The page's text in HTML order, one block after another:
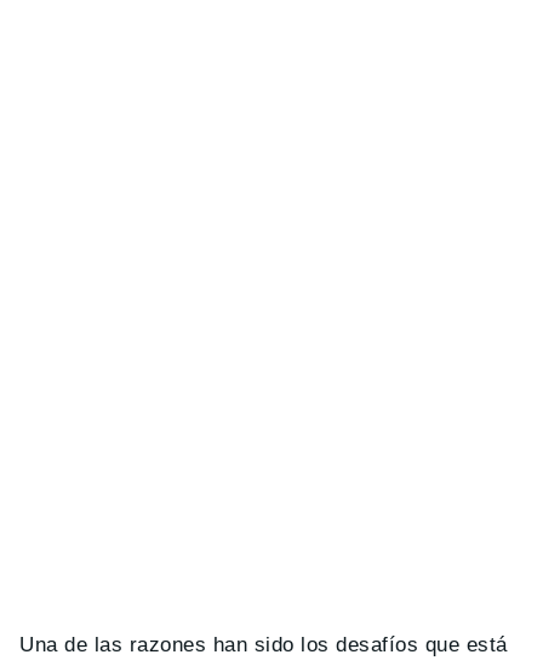
Una de las razones han sido los desafíos que está